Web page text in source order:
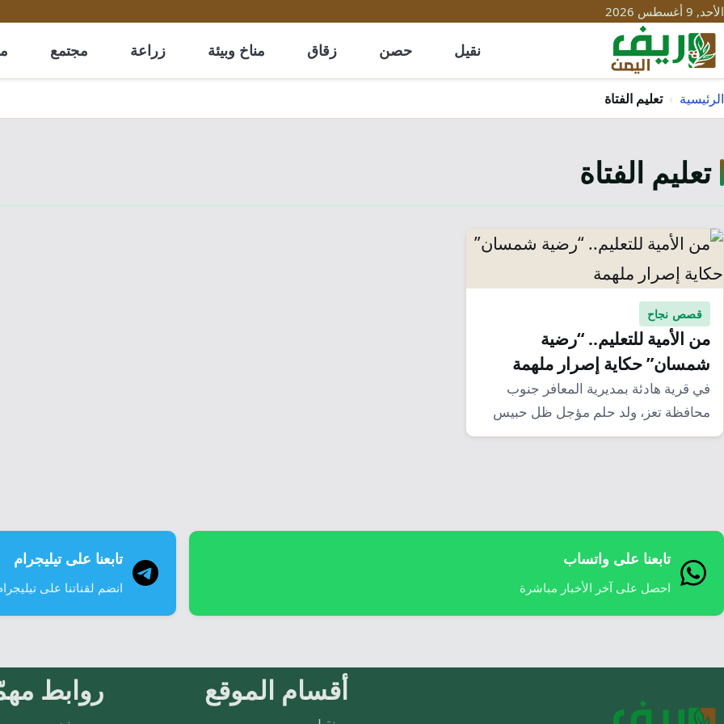
الأحد, 9 أغسطس 2026
نقيل حصن زقاق مناخ وبيئة زراعة مجتمع
الرئيسية › تعليم الفتاة
تعليم الفتاة
قصص نجاح
من الأمية للتعليم.. “رضية
شمسان” حكاية إصرار ملهمة
في قرية هادئة بمديرية المعافر جنوب
محافظة تعز، ولد حلم مؤجل ظل حبيس
القلب…
تابعنا على واتساب
احصل على آخر الأخبار مباشرة
تابعنا على تيليجرام
انضم لقناتنا على
أقسام الموقع روابط